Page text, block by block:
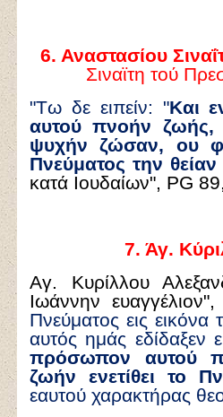
6. Αναστασίου
Σιναϊτη τού
"Τω δε ειπείν: "Και
αυτού πνοήν ζωής,
ψυχήν ζώσαν, ου
Πνεύματος την
κατά Ιουδαίων", PG
7. Άγ.
Αγ. Κυρίλλου
Ιωάννην
Πνεύματος εις εικόνα
αυτός ημάς εδίδαξεν
πρόσωπον αυτού
ζωήν ενετίθει το
εαυτού χαρακτήρας